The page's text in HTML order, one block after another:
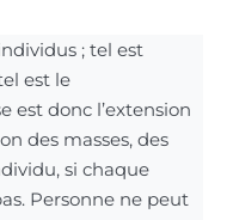
; tel est
est le
est donc l’extension
des masses, des
si chaque
Personne ne peut